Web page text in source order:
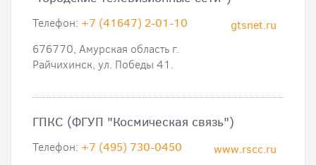
gtsnet.ru
Телефон: +7 (41647) 2-01-10
676770, Амурская область г.
Райчихинск, ул. Победы 41.
ГПКС (ФГУП "Космическая связь")
www.rscc.ru
Телефон: +7 (495) 730-0450